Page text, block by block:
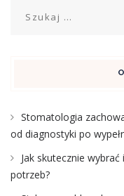
Stomatologia
od diagnostyki po
Jak skutecznie
potrzeb?